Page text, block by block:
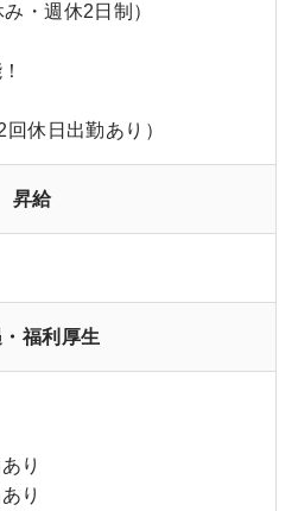
・週休2日制）
休日出勤あり）
昇給
福利厚生
り
り